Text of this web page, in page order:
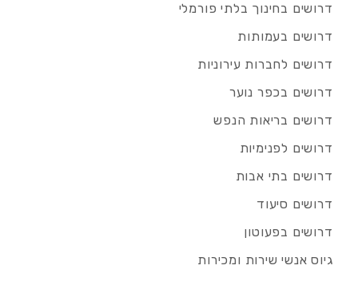
דרושים בחינוך בלתי פורמלי
דרושים בעמותות
דרושים לחברות עירוניות
דרושים בכפר נוער
דרושים בריאות הנפש
דרושים לפנימיות
דרושים בתי אבות
דרושים סיעוד
דרושים בפעוטון
גיוס אנשי שירות ומכירות